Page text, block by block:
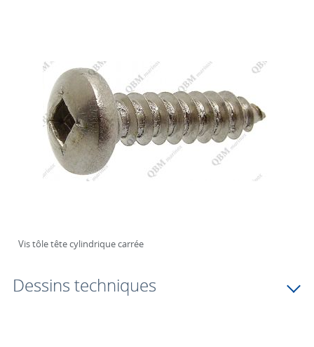
Vis tôle tête cylindrique carrée
Dessins techniques